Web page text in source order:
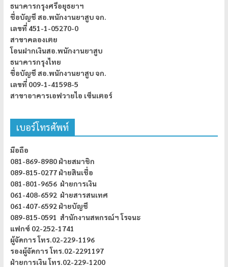
ธนาคารกรุงศรีอยุธยาฯ
ชื่อบัญชี สอ.พนักงานยาสูบ จก.
เลขที่ 451-1-05270-0
สาขาคลองเตย
โอนฝากเงินสอ.พนักงานยาสูบ
ธนาคารกรุงไทย
ชื่อบัญชี สอ.พนักงานยาสูบ จก.
เลขที่ 009-1-41598-5
สาขาอาคารเอฟวายไอ เซ็นเตอร์
เบอร์โทรศัพท์
มือถือ
081-869-8980 ฝ่ายสมาชิก
089-815-0277 ฝ่ายสินเชื่อ
081-801-9656 ฝ่ายการเงิน
061-408-6592 ฝ่ายสารสนเทศ
061-407-6592 ฝ่ายบัญชี
089-815-0591 สำนักงานสหกรณ์ฯ โรจนะ
แฟกซ์ 02-252-1741
ผู้จัดการโทร.02-229-1196
รองผู้จัดการ โทร.02-2291197
ฝ่ายการเงิน โทร.02-229-1200